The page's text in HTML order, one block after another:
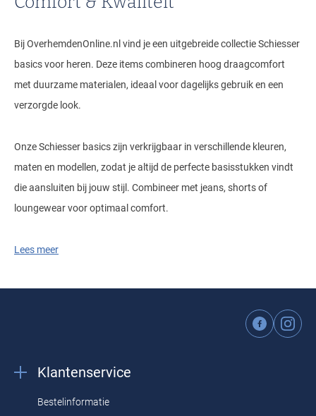
Bij OverhemdenOnline.nl vind je een uitgebreide collectie Schiesser
basics voor heren. Deze items combineren hoog draagcomfort
met duurzame materialen, ideaal voor dagelijks gebruik en een
verzorgde look.
Onze Schiesser basics zijn verkrijgbaar in verschillende kleuren,
maten en modellen, zodat je altijd de perfecte basisstukken vindt
die aansluiten bij jouw stijl. Combineer met jeans, shorts of
loungewear voor optimaal comfort.
Lees meer
Klantenservice
Bestelinformatie